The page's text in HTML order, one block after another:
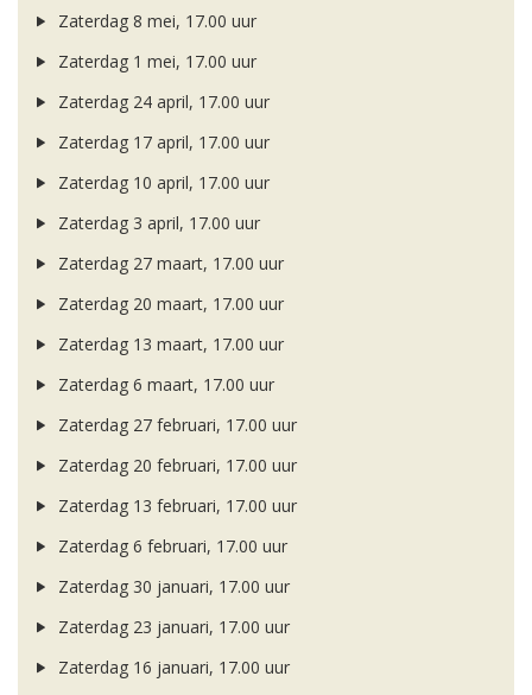
Zaterdag 8 mei, 17.00 uur
Zaterdag 1 mei, 17.00 uur
Zaterdag 24 april, 17.00 uur
Zaterdag 17 april, 17.00 uur
Zaterdag 10 april, 17.00 uur
Zaterdag 3 april, 17.00 uur
Zaterdag 27 maart, 17.00 uur
Zaterdag 20 maart, 17.00 uur
Zaterdag 13 maart, 17.00 uur
Zaterdag 6 maart, 17.00 uur
Zaterdag 27 februari, 17.00 uur
Zaterdag 20 februari, 17.00 uur
Zaterdag 13 februari, 17.00 uur
Zaterdag 6 februari, 17.00 uur
Zaterdag 30 januari, 17.00 uur
Zaterdag 23 januari, 17.00 uur
Zaterdag 16 januari, 17.00 uur